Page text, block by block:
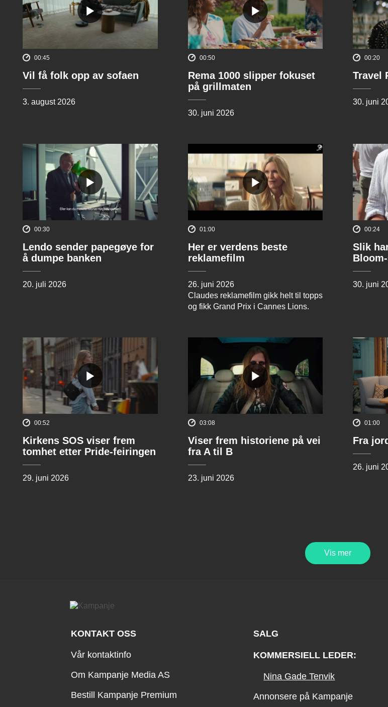
00:45
Vil få folk opp av sofaen
3. august 2026
00:50
Rema 1000 slipper fokuset
på grillmaten
30. juni 2026
00:20
Travel
30. juni
00:30
Lendo sender papegøye for
å dumpe banken
20. juli 2026
01:00
Her er verdens beste
reklamefilm
26. juni 2026
Claudes reklamefilm gikk helt til topps
og fikk Grand Prix i Cannes Lions.
00:24
Slik
30. juni
00:52
Kirkens SOS viser frem
tomhet etter Pride-feiringen
29. juni 2026
03:08
Viser frem historiene på vei
fra A til B
23. juni 2026
01:00
Fra
26. juni
Vis mer
KONTAKT OSS
Vår kontaktinfo
Om Kampanje Media AS
Bestill Kampanje Premium
SALG
KOMMERSIELL LEDER:
Nina Gade Tenvik
Annonsere på Kampanje